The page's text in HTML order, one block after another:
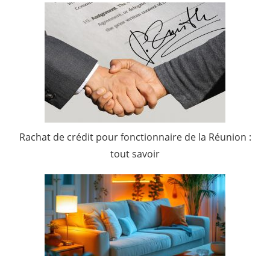
Rachat de crédit pour fonctionnaire de la Réunion :
tout savoir